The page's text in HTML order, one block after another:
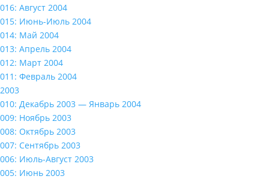
016: Август 2004
015: Июнь-Июль 2004
014: Май 2004
013: Апрель 2004
012: Март 2004
011: Февраль 2004
2003
010: Декабрь 2003 — Январь 2004
009: Ноябрь 2003
008: Октябрь 2003
007: Сентябрь 2003
006: Июль-Август 2003
005: Июнь 2003